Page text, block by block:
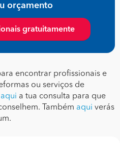
orçamento
gratuitamente
encontrar profissionais e
ou serviços de
aqui a tua consulta para que
Também aqui verás